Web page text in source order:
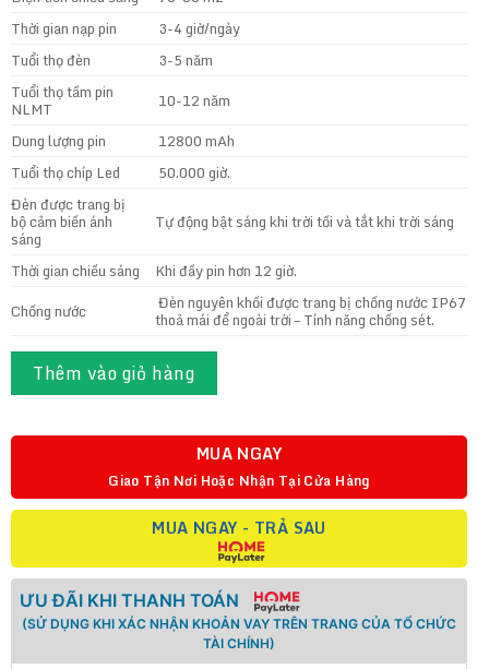
Thời gian nạp pin
3-4 giờ/ngày
Tuổi thọ đèn
3-5 năm
Tuổi thọ tấm pin
NLMT
10-12 năm
Dung lượng pin
12800 mAh
Tuổi thọ chíp Led
50.000 giờ.
Đèn được trang bị
bộ cảm biến ánh
sáng
Tự động bật sáng khi trời tối và tắt khi trời sáng
Thời gian chiếu sáng
Khi đầy pin hơn 12 giờ.
Chống nước
Đèn nguyên khối được trang bị chống nước IP67
thoả mái để ngoài trời – Tính năng chống sét.
Thêm vào giỏ hàng
MUA NGAY
Giao Tận Nơi Hoặc Nhận Tại Cửa Hàng
MUA NGAY - TRẢ SAU
ƯU ĐÃI KHI THANH TOÁN
(SỬ DỤNG KHI XÁC NHẬN KHOẢN VAY TRÊN TRANG CỦA TỔ CHỨC
TÀI CHÍNH)